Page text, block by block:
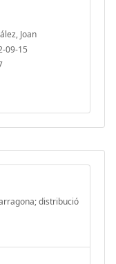
Joan
09-15
distribució